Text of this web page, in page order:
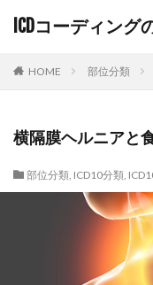
ICDコーディン
HOME 部位分類
横隔膜ヘルニアと
部位分類, ICD10分類,